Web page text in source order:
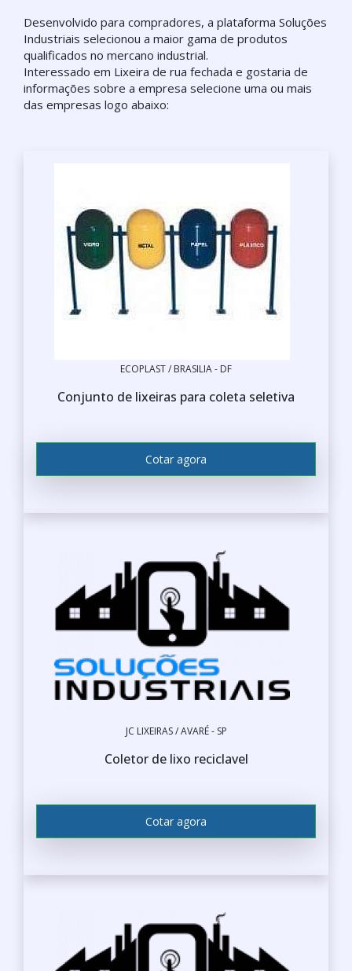
Desenvolvido para compradores, a plataforma Soluções
Industriais selecionou a maior gama de produtos
qualificados no mercano industrial.
Interessado em Lixeira de rua fechada e gostaria de
informações sobre a empresa selecione uma ou mais
das empresas logo abaixo:
ECOPLAST / BRASILIA - DF
Conjunto de lixeiras para coleta seletiva
Cotar agora
JC LIXEIRAS / AVARÉ - SP
Coletor de lixo reciclavel
Cotar agora